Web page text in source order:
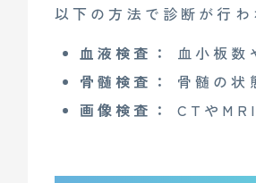
以下の方法で診断が行わ
血液検査：
血小板数
骨髄検査：
骨髄の状
画像検査：
CTや
CONTACT